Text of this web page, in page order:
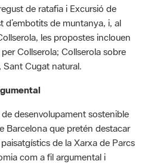
de ratafia i Excursió de
d’embotits de muntanya, i, al
les propostes inclouen
Collserola; Collserola sobre
Sant Cugat natural.
desenvolupament sostenible
Barcelona que pretén destacar
de la Xarxa de Parcs
com a fil argumental i